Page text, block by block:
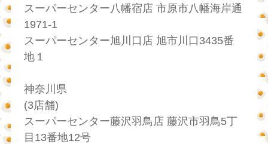
スーパーセンター八幡宿店 市原市八幡海岸通
1971-1
スーパーセンター旭川口店 旭市川口3435番
地１
神奈川県
(3店舗)
スーパーセンター藤沢羽鳥店 藤沢市羽鳥5丁
目13番地12号